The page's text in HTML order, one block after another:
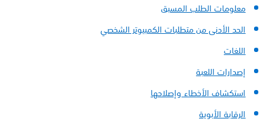
معلومات الطلب المسبق
الحد الأدنى من متطلبات الكمبيوتر الشخصي
اللغات
إصدارات اللعبة
استكشاف الأخطاء وإصلاحها
الرقابة الأبوية